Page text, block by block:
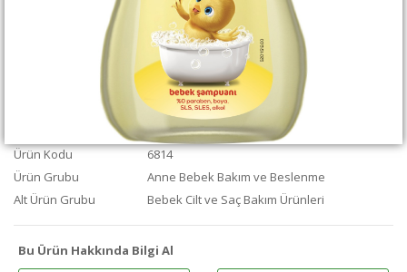
Ürün Kodu
6814
Ürün Grubu
Anne Bebek Bakım ve Beslenme
Alt Ürün Grubu
Bebek Cilt ve Saç Bakım Ürünleri
Bu Ürün Hakkında Bilgi Al